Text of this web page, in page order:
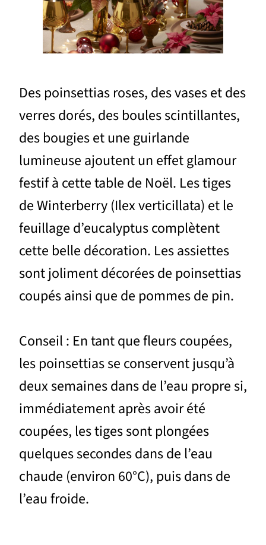
Des poinsettias roses, des vases et des
verres dorés, des boules scintillantes,
des bougies et une guirlande
lumineuse ajoutent un effet glamour
festif à cette table de Noël. Les tiges
de Winterberry (Ilex verticillata) et le
feuillage d’eucalyptus complètent
cette belle décoration. Les assiettes
sont joliment décorées de poinsettias
coupés ainsi que de pommes de pin.
Conseil : En tant que fleurs coupées,
les poinsettias se conservent jusqu’à
deux semaines dans de l’eau propre si,
immédiatement après avoir été
coupées, les tiges sont plongées
quelques secondes dans de l’eau
chaude (environ 60°C), puis dans de
l’eau froide.